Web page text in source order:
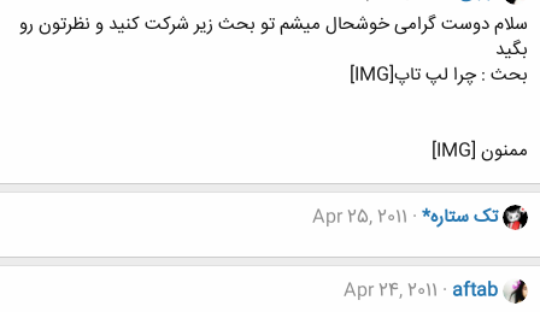
سلام دوست گرامی خوشحال میشم تو بحث زیر شرکت کنید و نظرتون رو
بگید
بحث : چرا لپ تاپ[IMG]
ممنون [IMG]
تک ستاره* Apr 25, 2011
aftab
Apr 24, 2011